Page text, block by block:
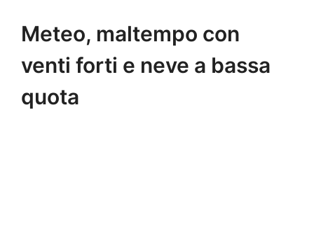
Meteo, maltempo con
venti forti e neve a bassa
quota